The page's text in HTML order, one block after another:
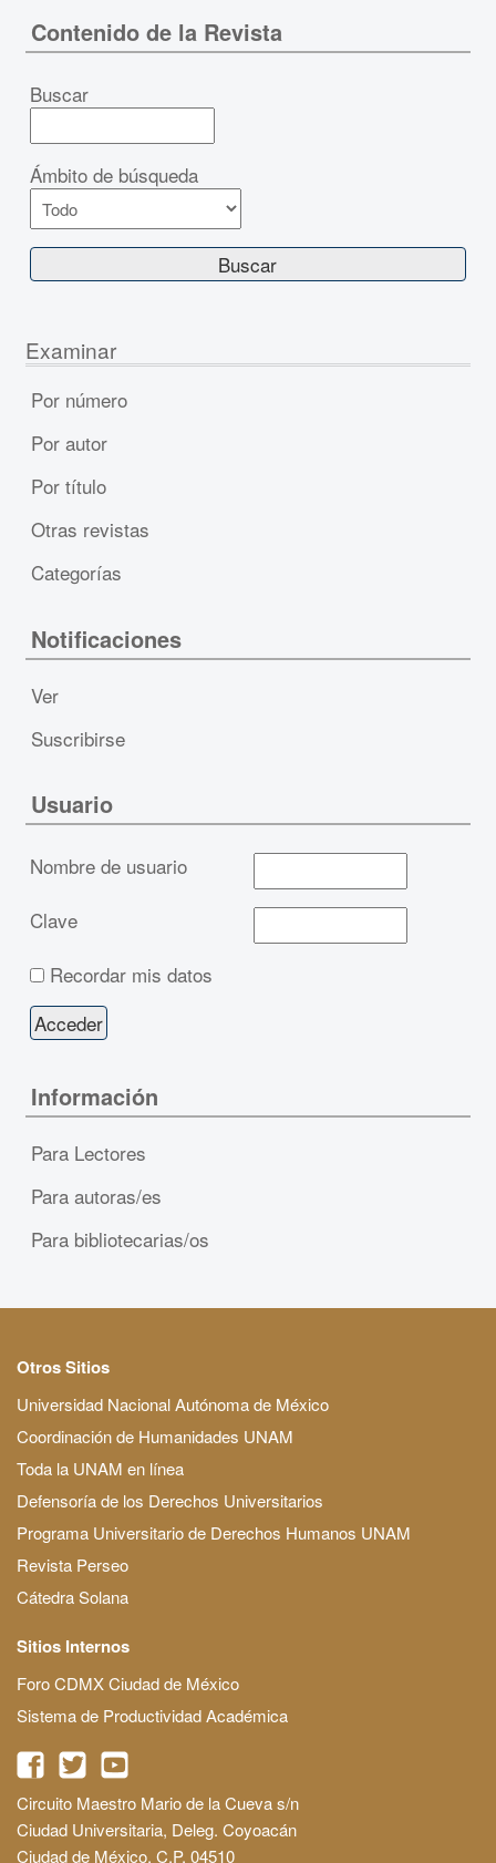
Contenido de la Revista
Buscar
Ámbito de búsqueda
Examinar
Por número
Por autor
Por título
Otras revistas
Categorías
Notificaciones
Ver
Suscribirse
Usuario
Nombre de usuario
Clave
Recordar mis datos
Información
Para Lectores
Para autoras/es
Para bibliotecarias/os
Otros Sitios
Universidad Nacional Autónoma de México
Coordinación de Humanidades UNAM
Toda la UNAM en línea
Defensoría de los Derechos Universitarios
Programa Universitario de Derechos Humanos UNAM
Revista Perseo
Cátedra Solana
Sitios Internos
Foro CDMX Ciudad de México
Sistema de Productividad Académica
Circuito Maestro Mario de la Cueva s/n
Ciudad Universitaria, Deleg. Coyoacán
Ciudad de México, C.P. 04510